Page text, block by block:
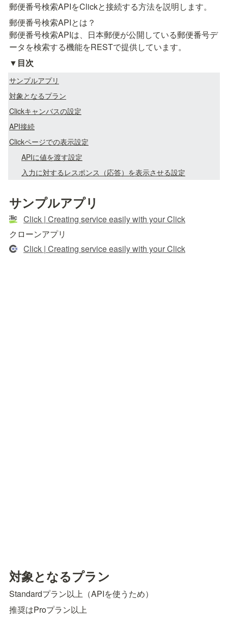
郵便番号検索APIをClickと接続する方法を説明します。
郵便番号検索APIとは？
郵便番号検索APIは、日本郵便が公開している郵便番号デ
ータを検索する機能をRESTで提供しています。
▼ 目次
サンプルアプリ
対象となるプラン
Clickキャンバスの設定
API接続
Clickページでの表示設定
APIに値を渡す設定
入力に対するレスポンス（応答）を表示させる設定
サンプルアプリ
Click | Creating service easily with your Click
クローンアプリ
Click | Creating service easily with your Click
対象となるプラン
Standardプラン以上（APIを使うため）
推奨はProプラン以上